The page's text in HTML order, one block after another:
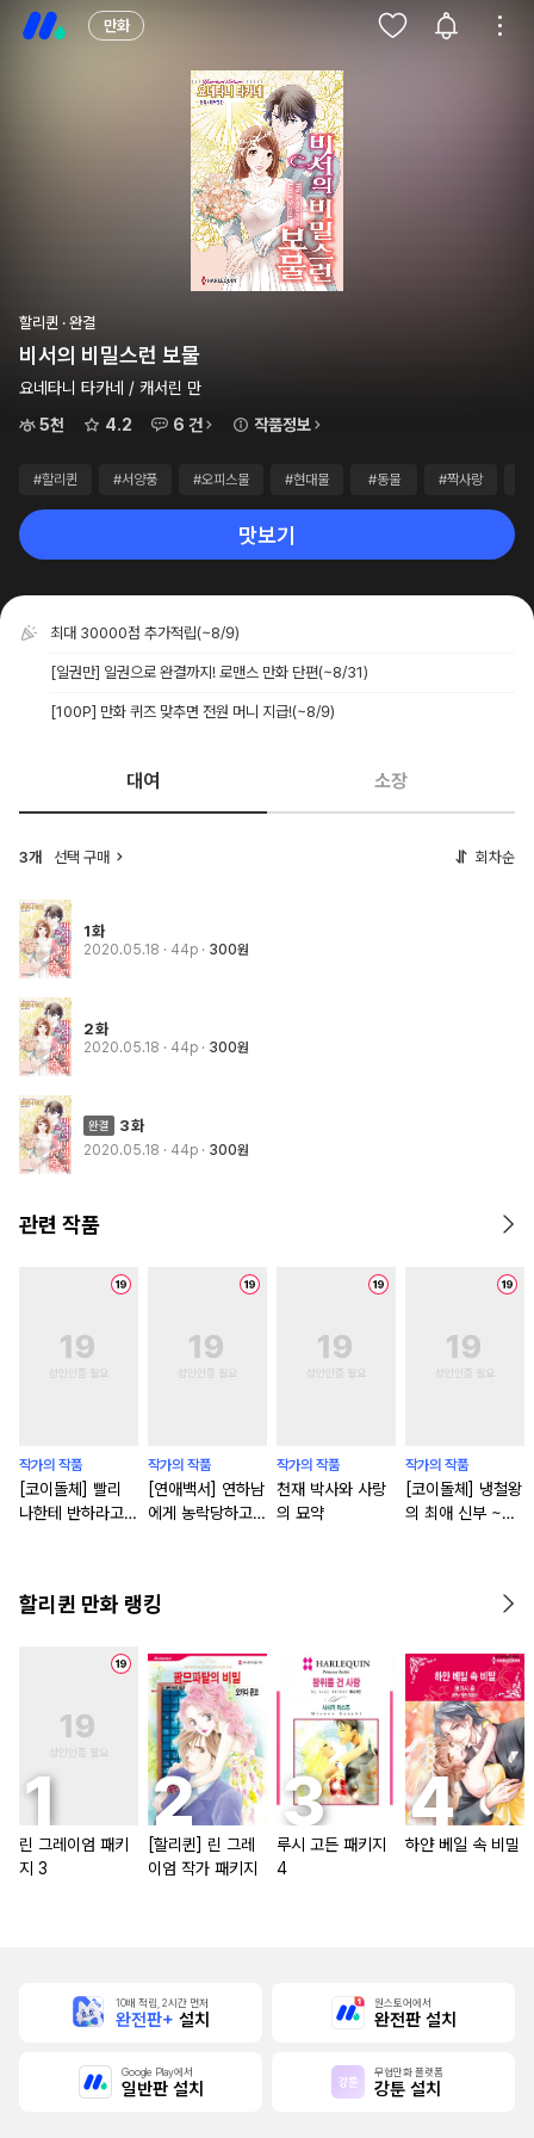
만화
할리퀸 · 완결
비서의 비밀스런 보물
요네타니 타카네 / 캐서린 만
5천
4.2 6 건 작품정보
#할리퀸 #서양풍 #오피스물 #현대물 #동물 #짝사랑
맛보기
최대 30000점 추가적립(~8/9)
[일권만] 일권으로 완결까지! 로맨스 만화 단편(~8/31)
[100P] 만화 퀴즈 맞추면 전원 머니 지급!(~8/9)
대여 소장
3개 선택 구매 회차순
1화
2020.05.18 · 44p 300원
2화
2020.05.18 · 44p 300원
3화
2020.05.18 · 44p 300원
관련 작품
작가의 작품
[코이돌체] 빨리
나한테 반하라고
작가의 작품
[연애백서] 연하남
에게 농락당하고
작가의 작품
천재 박사와 사랑
의 묘약
작가의 작품
[코이돌체] 냉철왕
의 최애 신부 ~대
할리퀸 만화 랭킹
린 그레이엄 패키
지 3
[할리퀸] 린 그레
이엄 작가 패키지
루시 고든 패키지
4
하얀 베일 속 비밀
10배 적립, 2시간 먼저
완전판+ 설치
원스토어에서
완전판 설치
Google Play에서
일반판 설치
무협만화 플랫폼
강툰 설치